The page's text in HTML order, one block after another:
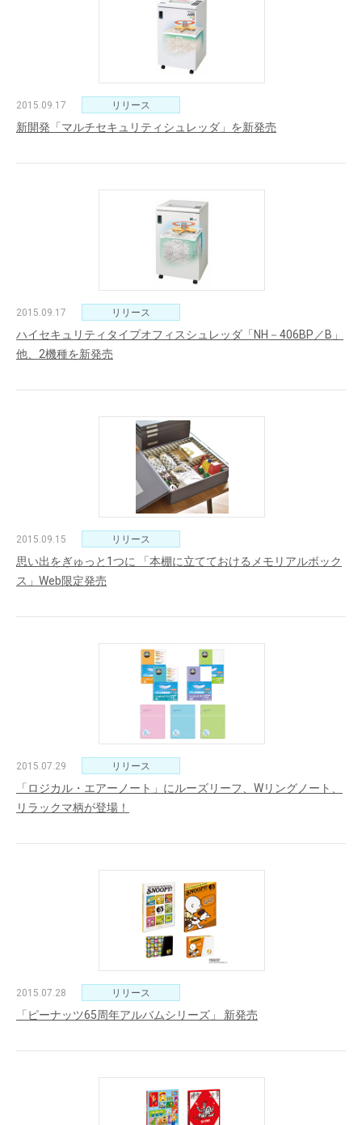
2015.09.17 リリース
新開発「マルチセキュリティシュレッダ」を新発売
2015.09.17 リリース
ハイセキュリティタイプオフィスシュレッダ「NH－406BP／B」
他、2機種を新発売
2015.09.15 リリース
思い出をぎゅっと1つに 「本棚に立てておけるメモリアルボック
ス」Web限定発売
2015.07.29 リリース
「ロジカル・エアーノート」にルーズリーフ、Wリングノート、
リラックマ柄が登場！
2015.07.28 リリース
「ピーナッツ65周年アルバムシリーズ」 新発売